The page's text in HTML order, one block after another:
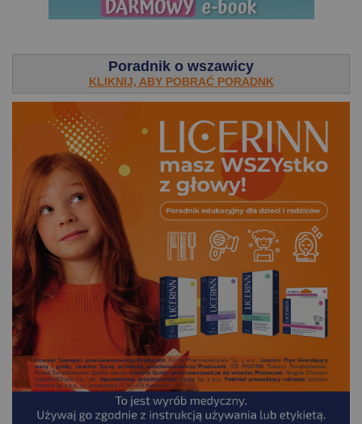
Poradnik o wszawicy
KLIKNIJ, ABY POBRAĆ PORADNK